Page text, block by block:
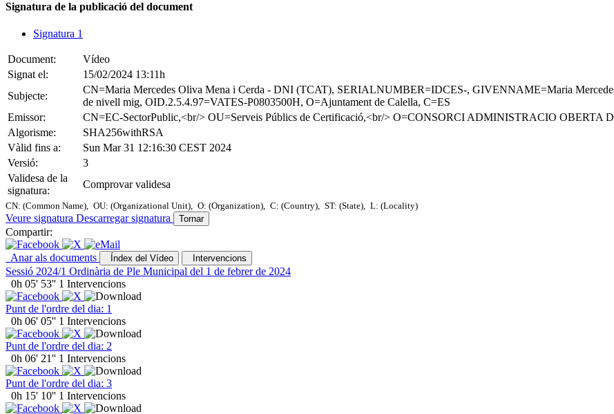
Signatura de la publicació del document
Signatura 1
Document:
Vídeo
Signat el:
15/02/2024 13:11h
Subjecte:
CN=Maria Mercedes Oliva Mena i Cerda - DNI (TCAT), SERIALNUMBER=IDCES-, GIVENNAME=Maria
de nivell mig, OID.2.5.4.97=VATES-P0803500H, O=Ajuntament de Calella, C=ES
Emissor:
CN=EC-SectorPublic,<br/> OU=Serveis Públics de Certificació,<br/> O=CONSORCI ADMINISTRACIO OBERTA
Algorisme:
SHA256withRSA
Vàlid fins a:
Sun Mar 31 12:16:30 CEST 2024
Versió:
3
Validesa de la
signatura:
Comprovar validesa
CN: (Common Name), OU: (Organizational Unit), O: (Organization), C: (Country), ST: (State), L: (Locality)
Veure signatura Descarregar signatura Tornar
Compartir:
Anar als documents Índex del Vídeo Intervencions
Sessió 2024/1 Ordinària de Ple Municipal del 1 de febrer de 2024
0h 05' 53'' 1 Intervencions
Punt de l'ordre del dia: 1
0h 06' 05'' 1 Intervencions
Punt de l'ordre del dia: 2
0h 06' 21'' 1 Intervencions
Punt de l'ordre del dia: 3
0h 15' 10'' 1 Intervencions